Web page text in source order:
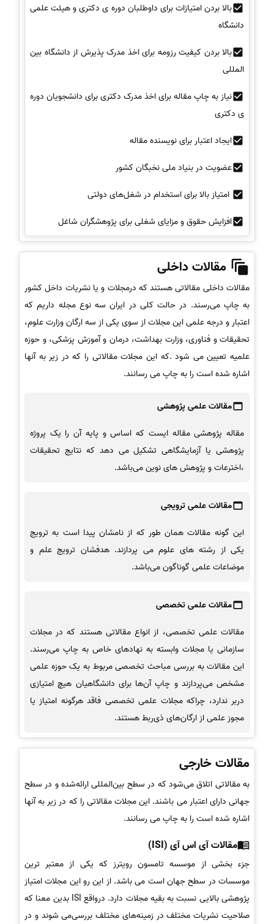
بالا بردن امتیازات برای داوطلبان دوره ی دکتری و هیئت علمی
دانشگاه
بالا بردن کیفیت رزومه برای اخذ مدرک پذیرش از دانشگاه بین
المللی
نیاز به چاپ مقاله برای اخذ مدرک دکتری برای دانشجویان دوره
ی دکتری
ایجاد اعتبار برای نویسنده مقاله
عضویت در بنیاد ملی نخبگان کشور
امتیاز بالا برای استخدام در شغل‌های دولتی
افزایش حقوق و مزایای شغلی برای پژوهشگران شاغل
مقالات داخلی
مقالات داخلی مقالاتی هستند که درمجلات و یا نشریات داخل کشور
به چاپ می‌رسند. در حالت کلی در ایران سه نوع مجله داریم که
اعتبار و درجه علمی این مجلات از سوی یکی از سه ارگان وزارت علوم،
تحقیقات و فناوری، وزارت بهداشت، درمان و آموزش پزشکی، و حوزه
علمیه تعیین می شود .که این مجلات مقالاتی را که در زیر به آنها
اشاره شده است را به چاپ می رسانند.
مقالات علمی پژوهشی
مقاله پژوهشی مقاله ایست که اساس و پایه آن را یک پروژه
پژوهشی یا آزمایشگاهی تشکیل می دهد که نتایج تحقیقات
،اخترعات و پژوهش های نوین می‌باشد.
مقالات علمی ترویجی
این گونه مقالات همان طور که از نامشان پیدا است به ترویج
یکی از رشته های علوم می پردازند. هدفشان ترویج علم و
موضاعات علمی گوناگون می‌باشد.
مقالات علمی تخصصی
مقالات علمی تخصصی، از انواع مقالاتی هستند که در مجلات
سازمانی یا مجلات وابسته به نهاد‌های خاص به چاپ می‌رسند.
این مقالات به بررسی مباحث تخصصی مربوط به یک حوزه علمی
مشخص می‌پردازند و چاپ آن‌ها برای دانشگاهیان هیچ امتیازی
در‌بر ندارد، چرا‌که مجلات علمی تخصصی فاقد هر‌گونه امتیاز یا
مجوز علمی از ارگان‌های ذی‌ربط هستند.
مقالات خارجی
به مقالاتی اتلاق می‌شود که در سطح بین‌المللی ارائه‌شده و در سطح
جهانی دارای اعتبار می باشند. این مجلات مقالاتی را که در زیر به آنها
اشاره شده است را به چاپ می رسانند.
مقالات آی اس آی (ISI)
جزء بخشی از موسسه تامسون رویترز که یکی از معتبر ترین
موسسات در سطح جهان است می باشد. از این رو این مجلات امتیاز
پژوهشی بالایی نسبت به بقیه مجلات دارد. درواقع ISI بدین معنا که
صلاحیت نشریات مختلف در زمینه‌های مختلف بررسی‌می شوند و در